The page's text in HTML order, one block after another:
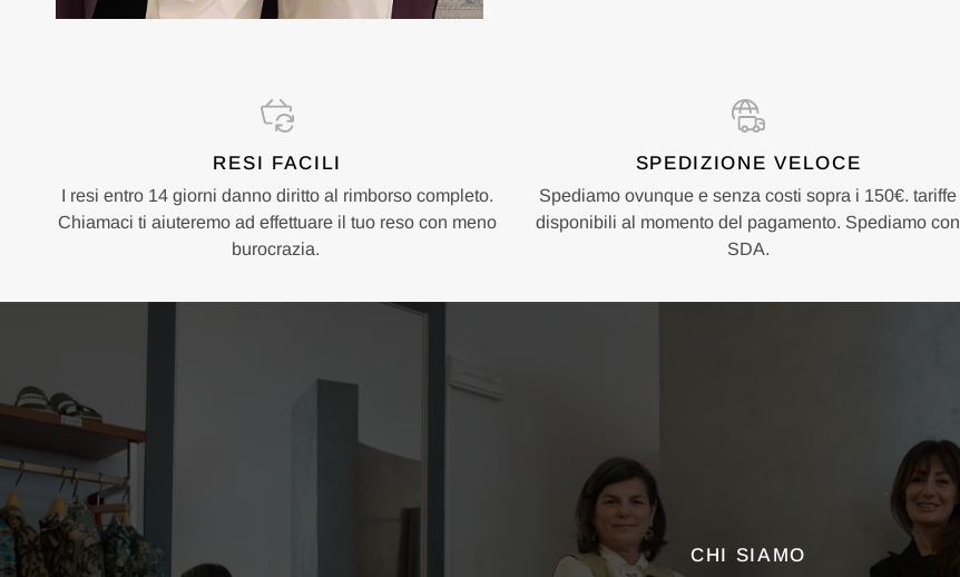
RESI FACILI
I resi entro 14 giorni danno diritto al rimborso completo.
Chiamaci ti aiuteremo ad effettuare il tuo reso con meno
burocrazia.
SPEDIZIONE VELOCE
Spediamo ovunque e senza costi sopra i 150€. tariffe
disponibili al momento del pagamento. Spediamo con
SDA.
CHI SIAMO